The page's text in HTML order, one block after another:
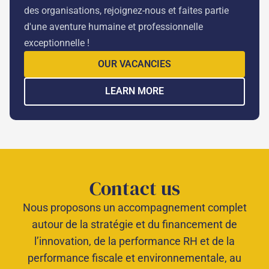
des organisations, rejoignez-nous et faites partie
d'une aventure humaine et professionnelle
exceptionnelle !
OUR VACANCIES
LEARN MORE
Contact us
Nous proposons un accompagnement complet
autour de la stratégie et du financement de
l’innovation, de la performance RH et de la
performance fiscale et environnementale, au